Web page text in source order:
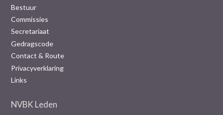
Bestuur
Commissies
Secretariaat
Gedragscode
Contact & Route
Privacyverklaring
Links
NVBK Leden